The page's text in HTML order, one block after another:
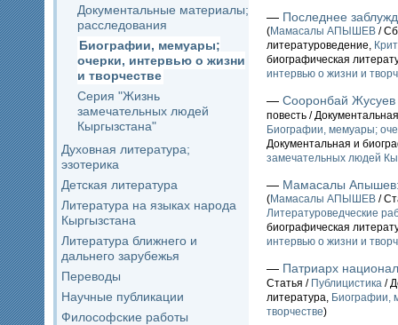
Документальные материалы;
расследования
Биографии, мемуары;
очерки, интервью о жизни
и творчестве
Серия "Жизнь
замечательных людей
Кыргызстана"
Духовная литература;
эзотерика
Детская литература
Литература на языках народа
Кыргызстана
Литература ближнего и
дальнего зарубежья
Переводы
Научные публикации
Философские работы
— Последнее
(Мамасалы АПЫШЕВ /
литературоведение,
биографическая
интервью о жизни и
— Сооронбай Жусуев
повесть /
Биографии, мемуары;
Документальная и
замечательных людей
— Мамасалы Апышев:
(Мамасалы АПЫШЕВ /
Литературоведческие
биографическая
интервью о жизни и
— Патриарх
Статья / Публицистика /
литература, Биографии,
творчестве)